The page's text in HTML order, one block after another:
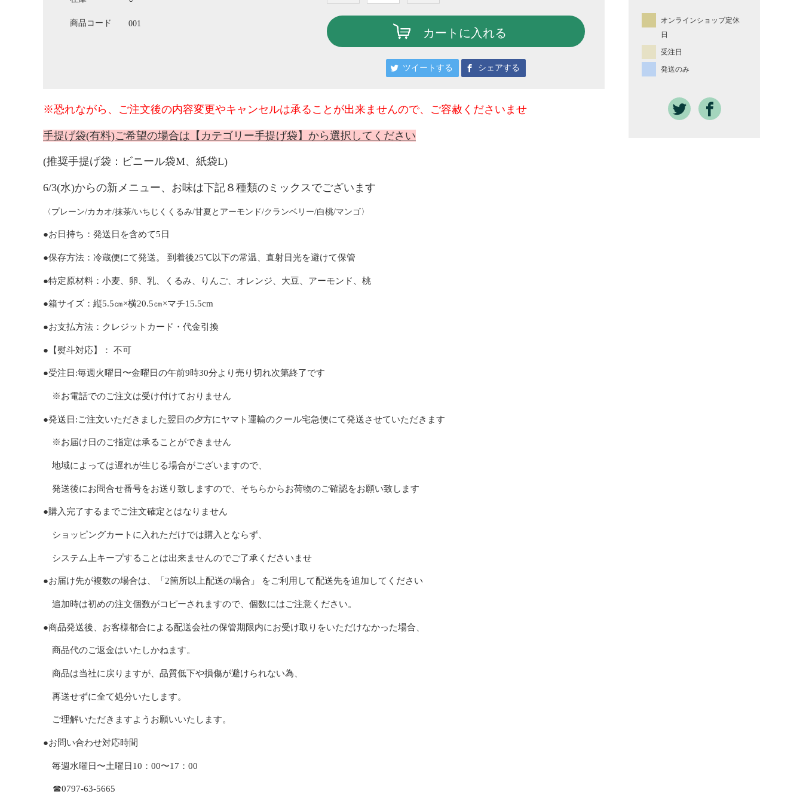
商品コード 001
カートに入れる
ツイートする シェアする
※恐れながら、ご注文後の内容変更やキャンセルは承ることが出来ませんので、ご容赦くださいませ
手提げ袋(有料)ご希望の場合は【カテゴリー手提げ袋】から選択してください
(推奨手提げ袋：ビニール袋M、紙袋L)
6/3(水)からの新メニュー、お味は下記８種類のミックスでございます
〈プレーン/カカオ/抹茶/いちじくくるみ/甘夏とアーモンド/クランベリー/白桃/マンゴ〉
●お日持ち：発送日を含めて5 日
●保存方法：冷蔵便にて発送。 到着後25℃以下の常温、直射日光を避けて保管
●特定原材料：小麦、卵、乳、くるみ、りんご、オレンジ、大豆、アーモンド、桃
●箱サイズ： 縦5.5㎝×横20.5㎝×マチ15.5cm
●お支払方法：クレジットカード・代金引換
●【熨斗対応】： 不可
●受注日:毎週火曜日〜金曜日の午前9時30分より売り切れ次第終了です
※お電話でのご注文は受け付けておりません
●発送日:ご注文いただきました翌日の夕方にヤマト運輸のクール宅急便にて発送させていただきます
※お届け日のご指定は承ることができません
地域によっては遅れが生じる場合がございますので、
発送後にお問合せ番号をお送り致しますので、 そちらからお荷物のご確認をお願い致します
●購入完了するまでご注文確定とはなりません
ショッピングカートに入れただけでは購入とならず、
システム上キープすることは出来ませんのでご了承くださいませ
●お届け先が複数の場合は、「 2箇所以上配送の場合」 をご利用して配送先を追加してください
追加時は初めの注文個数がコピーされますので、 個数にはご注意ください。
●商品発送後、お客様都合による配送会社の保管期限内にお受け取りをいただけなかった場合、
商品代のご返金はいたしかねます。
商品は当社に戻りますが、品質低下や損傷が避けられない為、
再送せずに全て処分いたします。
ご理解いただきますようお願いいたします。
●お問い合わせ対応時間
毎週水曜日〜土曜日10：00〜17：00
☎0797-63-5665
オンラインショップ定休
日
受注日
発送のみ